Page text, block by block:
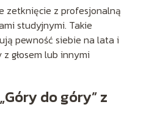
zetknięcie z profesjonalną
studyjnymi. Takie
pewność siebie na lata i
głosem lub innymi
do góry” z